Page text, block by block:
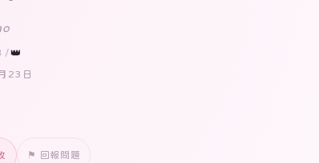
/👑
23日
⚑ 回報問題